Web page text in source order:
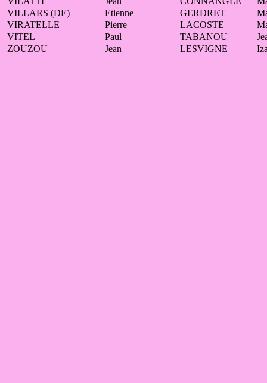
VILLARS (DE)
Etienne GERDRET
VIRATELLE
Pierre LACOSTE
VITEL
Paul TABANOU
ZOUZOU
Jean LESVIGNE